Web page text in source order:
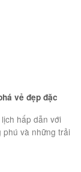
vẻ đẹp đặc
hấp dẫn với
phú và những trải